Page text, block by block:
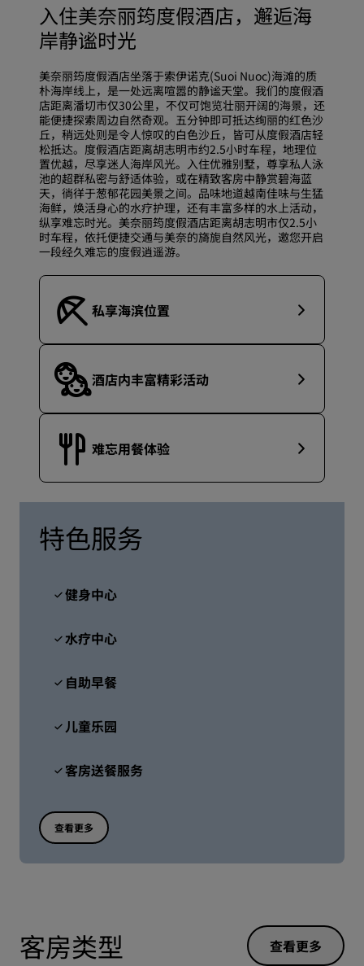
入住美奈丽筠度假酒店，邂逅海
岸静谧时光
美奈丽筠度假酒店坐落于索伊诺克(Suoi Nuoc)海滩的质
朴海岸线上，是一处远离喧嚣的静谧天堂。我们的度假酒
店距离潘切市仅30公里，不仅可饱览壮丽开阔的海景，还
能便捷探索周边自然奇观。五分钟即可抵达绚丽的红色沙
丘，稍远处则是令人惊叹的白色沙丘，皆可从度假酒店轻
松抵达。度假酒店距离胡志明市约2.5小时车程，地理位
置优越，尽享迷人海岸风光。入住优雅别墅，尊享私人泳
池的超群私密与舒适体验，或在精致客房中静赏碧海蓝
天，徜徉于葱郁花园美景之间。品味地道越南佳味与生猛
海鲜，焕活身心的水疗护理，还有丰富多样的水上活动，
纵享难忘时光。美奈丽筠度假酒店距离胡志明市仅2.5小
时车程，依托便捷交通与美奈的旖旎自然风光，邀您开启
一段经久难忘的度假逍遥游。
私享海滨位置
酒店内丰富精彩活动
难忘用餐体验
特色服务
健身中心
水疗中心
自助早餐
儿童乐园
客房送餐服务
查看更多
客房类型 查看更多